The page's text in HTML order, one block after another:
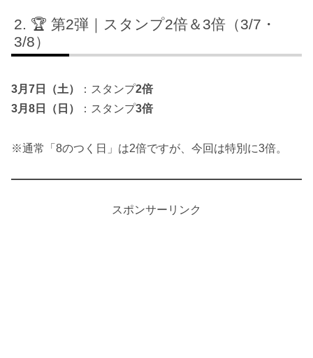
🏆 第2弾｜スタンプ2倍＆3倍（3/7・
3/8）
3月7日（土） ：スタンプ2倍
3月8日（日）
：スタンプ3倍
※通常「8のつく日」は2倍ですが、今回は特別に3倍。
スポンサーリンク